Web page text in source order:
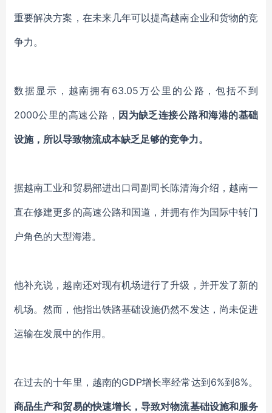
重要解决方案， 在未来几年可以提高越南企业和货物的竞
争力。
数据显示，越南拥有63.05万公里的公路，包括不到
2000公里的高速公路 ， 因为缺乏连接公路和海港的基础
设施， 所以导致物流成本缺乏足够的竞争力。
据越南工业和贸易部进出口司副司长陈清海介绍 ，越南一
直在修建更多的高速公路和国道，并拥有作为国际中转门
户角色的大型海港。
他补充说，越南还对现有机场进行了升级，并开发了新的
机场。然而，他指出铁路基础设施仍然不发达，尚未促进
运输在发展中的作用。
在过去的十年里，越南的GDP增长率经常达到6%到8%。
商品生产和贸易的快速增长，导致对物流基础设施和服务